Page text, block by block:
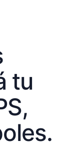
tu